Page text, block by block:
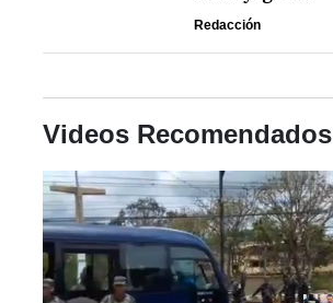
Redacción
Videos Recomendados
Más Videos